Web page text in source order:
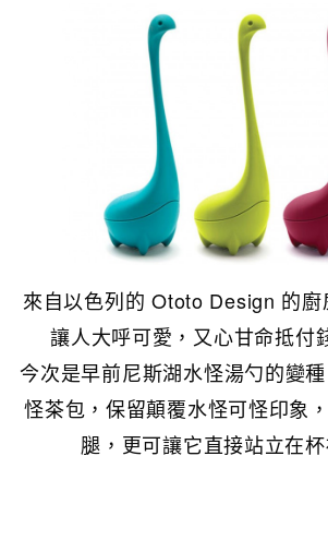
來自以色列的 Ototo Design 的廚
讓人大呼可愛，又心甘命抵付
今次是早前尼斯湖水怪湯勺的變
怪茶包，保留顛覆水怪可怪印象
腿，更可讓它直接站立在杯